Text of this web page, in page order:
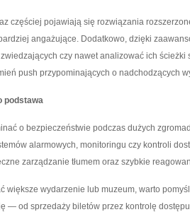
częściej pojawiają się rozwiązania
angażujące. Dodatkowo, dzięki
czy nawet analizować ich ścieżki
push przypominających o nadchodzących
podstawa
o bezpieczeństwie podczas dużych
alarmowych, monitoringu czy kontroli
zarządzanie tłumem oraz szybkie
większe wydarzenie lub muzeum, warto
— od sprzedaży biletów przez kontrolę